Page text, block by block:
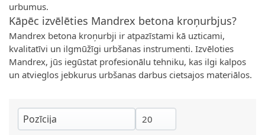
urbumus.
Kāpēc izvēlēties Mandrex betona kroņurbjus?
Mandrex betona kroņurbji ir atpazīstami kā uzticami,
kvalitatīvi un ilgmūžīgi urbšanas instrumenti. Izvēloties
Mandrex, jūs iegūstat profesionālu tehniku, kas ilgi kalpos
un atvieglos jebkurus urbšanas darbus cietsajos materiālos.